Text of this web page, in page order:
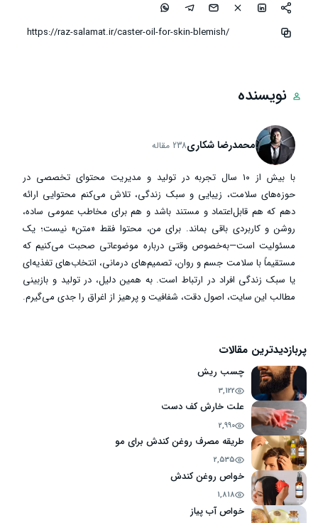
نویسنده
محمدرضا شکاری238 مقاله
با بیش از ۱۰ سال تجربه در تولید و مدیریت محتوای تخصصی در
حوزه‌های سلامت، زیبایی و سبک زندگی، تلاش می‌کنم محتوایی ارائه
دهم که هم قابل‌اعتماد و مستند باشد و هم برای مخاطب عمومی ساده،
روشن و کاربردی باقی بماند. برای من، محتوا فقط «متن» نیست؛ یک
مسئولیت است—به‌خصوص وقتی درباره موضوعاتی صحبت می‌کنیم که
مستقیماً با سلامت جسم و روان، تصمیم‌های درمانی، انتخاب‌های تغذیه‌ای
یا سبک زندگی افراد در ارتباط است. به همین دلیل، در تولید و بازبینی
مطالب این سایت، اصول دقت، شفافیت و پرهیز از اغراق را جدی می‌گیرم.
پربازدیدترین مقالات
چسب ریش
3,122
علت خارش کف دست
2,990
طریقه مصرف روغن کندش برای مو
2,535
خواص روغن کندش
1,818
خواص آب پیاز